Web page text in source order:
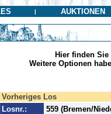
| AUKTIONEN
Hier finden
Weitere Optionen
Vorheriges Los
Losnr.:
559 (Bremen/